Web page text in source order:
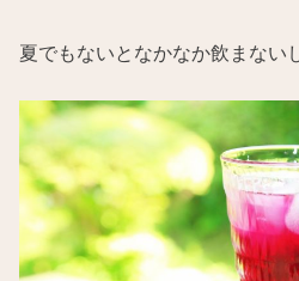
夏でもないとなかなか飲まない